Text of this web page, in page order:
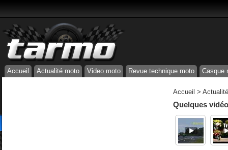
Accueil Actualité moto Video moto Revue technique moto Casque
Accueil >
Quelques